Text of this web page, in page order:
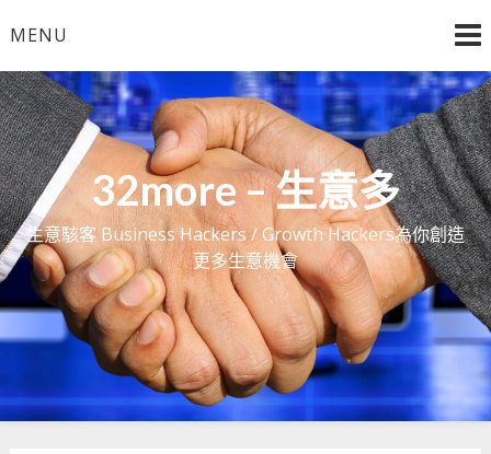
toMENU
32more – 生意多
生意駭客 Business Hackers / Growth Hackers為你創造
更多生意機會